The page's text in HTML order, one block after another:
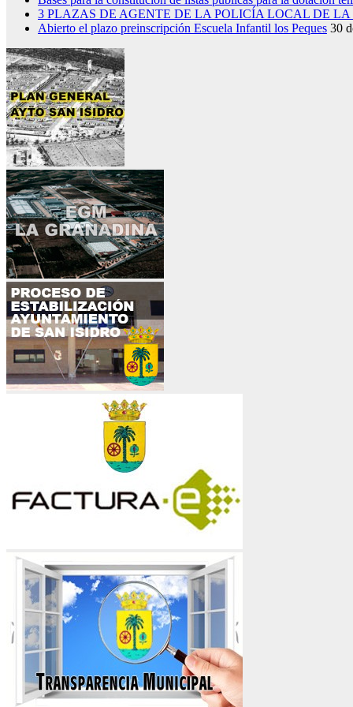
3 PLAZAS DE AGENTE DE LA POLICÍA LOCAL DE
Abierto el plazo preinscripción Escuela Infantil los Peques 30